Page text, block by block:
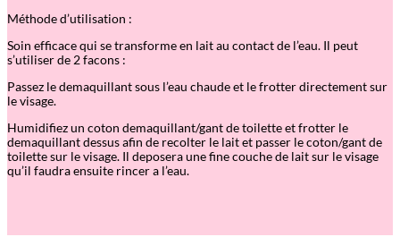
Méthode d’utilisation :
Soin efficace qui se transforme en lait au contact de l’eau. Il peut
s’utiliser de 2 facons :
Passez le demaquillant sous l’eau chaude et le frotter directement sur
le visage.
Humidifiez un coton demaquillant/gant de toilette et frotter le
demaquillant dessus afin de recolter le lait et passer le coton/gant de
toilette sur le visage. Il deposera une fine couche de lait sur le visage
qu’il faudra ensuite rincer a l’eau.